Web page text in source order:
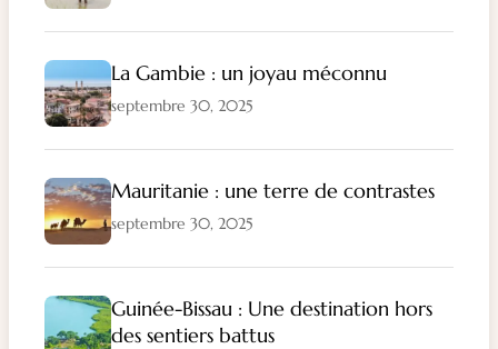
La Gambie : un joyau méconnu
septembre 30, 2025
Mauritanie : une terre de contrastes
septembre 30, 2025
Guinée-Bissau : Une destination hors
des sentiers battus